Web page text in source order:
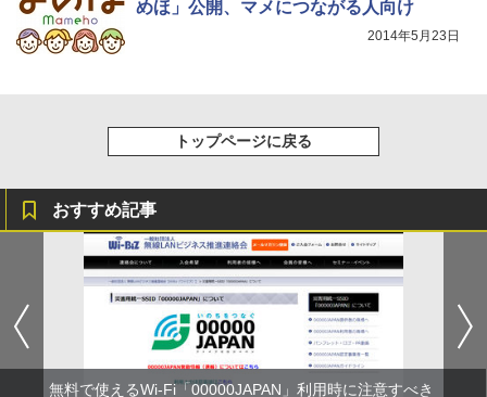
めほ」公開、マメにつながる人向け
2014年5月23日
トップページに戻る
おすすめ記事
無料で使えるWi-Fi「00000JAPAN」利用時に注意すべき